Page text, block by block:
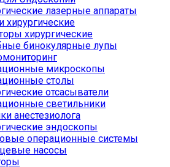
лазерные аппараты
хирургические
хирургические
бинокулярные лупы
микроскопы
столы
отсасыватели
светильники
анестезиолога
эндоскопы
операционные системы
насосы